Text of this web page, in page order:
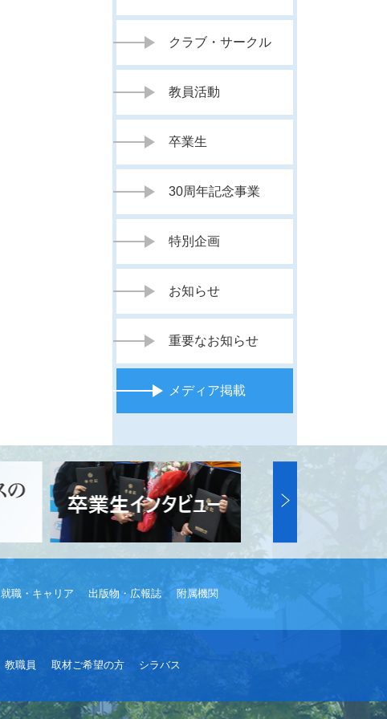
クラブ・サークル
教員活動
卒業生
30周年記念事業
特別企画
お知らせ
重要なお知らせ
メディア掲載
就職・キャリア 出版物・広報誌 附属機関
教職員 取材ご希望の方 シラバス